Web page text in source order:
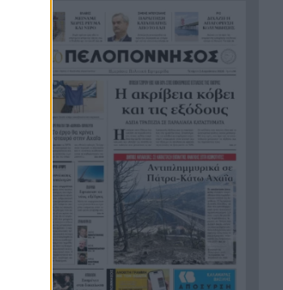
καστροπολιτεία της
Μονεμβασίας
21:02
Σύμη: Εντοπίστηκε σορός
άνδρα στον Πανορμίτη –
Πιθανότατα ανήκει στον
αγνοούμενο Γερμανό τουρίστα
20:51 Συμφωνία Ιράν – Ομάν για νέα
ναυτιλιακή διαδρομή στα
Στενά του Ορμούζ
Ήττα-αποκλεισμός για την
Εθνική Nέων Γυναικών στο
Ευρωπαϊκό
20:33
Δικαστικό μπλόκο στους